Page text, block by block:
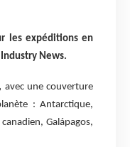
les expéditions en
News.
avec une couverture
: Antarctique,
Galápagos,